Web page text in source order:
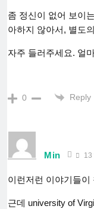
좀 정신이 없어 보이
아하지 않아서, 별도
자주 들러주세요. 얼
0 Reply
Min 13
이런저런 이야기들이
근데 university of